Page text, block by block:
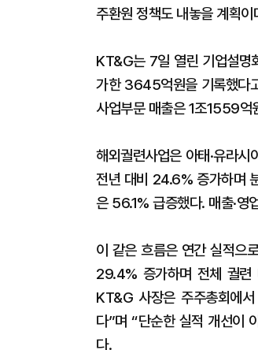
주환원 정책도 내놓을 계획이
KT&G는 7일 열린 기업설
가한 3645억원을 기록했다
사업부문 매출은 1조1559
해외궐련사업은 아태·유라
전년 대비 24.6% 증가하며
은 56.1% 급증했다. 매출·영
이 같은 흐름은 연간 실적으
29.4% 증가하며 전체 궐련
KT&G 사장은 주주총회에
다”며 “단순한 실적 개선이
다.